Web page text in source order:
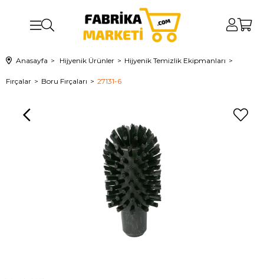
Anasayfa Hijyenik Ürünler Hijyenik Temizlik Ekipmanları
Fırçalar Boru Fırçaları 27131-6